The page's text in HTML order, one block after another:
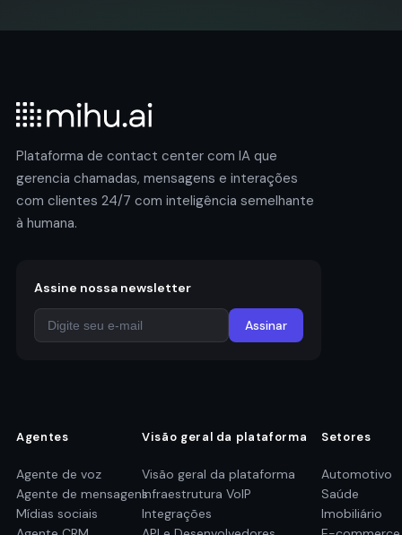
Plataforma de contact center com IA que
gerencia chamadas, mensagens e interações
com clientes 24/7 com inteligência semelhante
à humana.
Assine nossa newsletter
Assinar
Agentes
Agente de voz
Agente de mensagens
Mídias sociais
Visão geral da plataforma
Visão geral da plataforma
Infraestrutura VoIP
Integrações
Setores
Automotivo
Saúde
Imobiliário